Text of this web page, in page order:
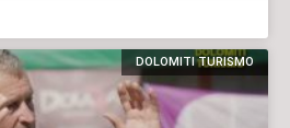
DOLOMITI TURISMO